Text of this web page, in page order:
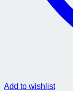
Add to wishlist